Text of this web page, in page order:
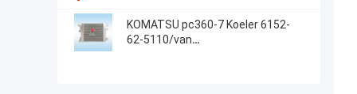
KOMATSU pc360-7 Koeler 6152-
62-5110/van